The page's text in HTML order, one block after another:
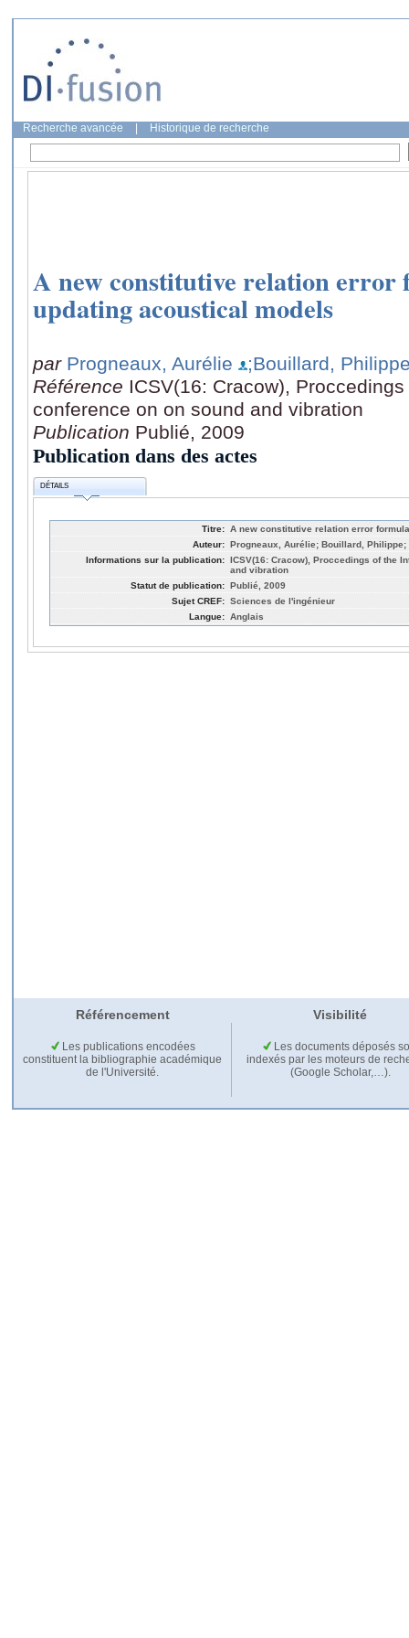
Recherche avancée Historique de recherche
A new constitutive relation
updating acoustical models
par Progneaux, Aurélie
;Bouillard,
Référence ICSV(16: Cracow),
conference on on sound and vibration
Publication Publié, 2009
Publication dans des actes
DÉTAILS
Titre: A new constitutive relation error
Auteur: Progneaux, Aurélie; Bouillard, Philippe;
Informations sur la publication: ICSV(16: Cracow), Proccedings of the
and vibration
Statut de publication: Publié, 2009
Sujet CREF: Sciences de l'ingénieur
Langue: Anglais
Référencement Visibilité
Les publications encodées
constituent la bibliographie académique
de l'Université.
Les documents déposés
indexés par les moteurs de
(Google Scholar,…).